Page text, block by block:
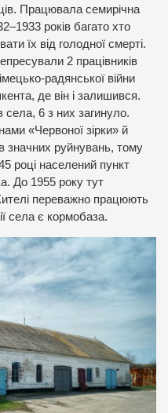
Працювала семирічна
років багато хто
їх від голодної смерті.
2 працівників
радянської війни
де він і залишився.
6 з них загинуло.
«Червоної зірки» й
значних руйнувань, тому
році населений пункт
До 1955 року тут
переважно працюють
села є кормобаза.